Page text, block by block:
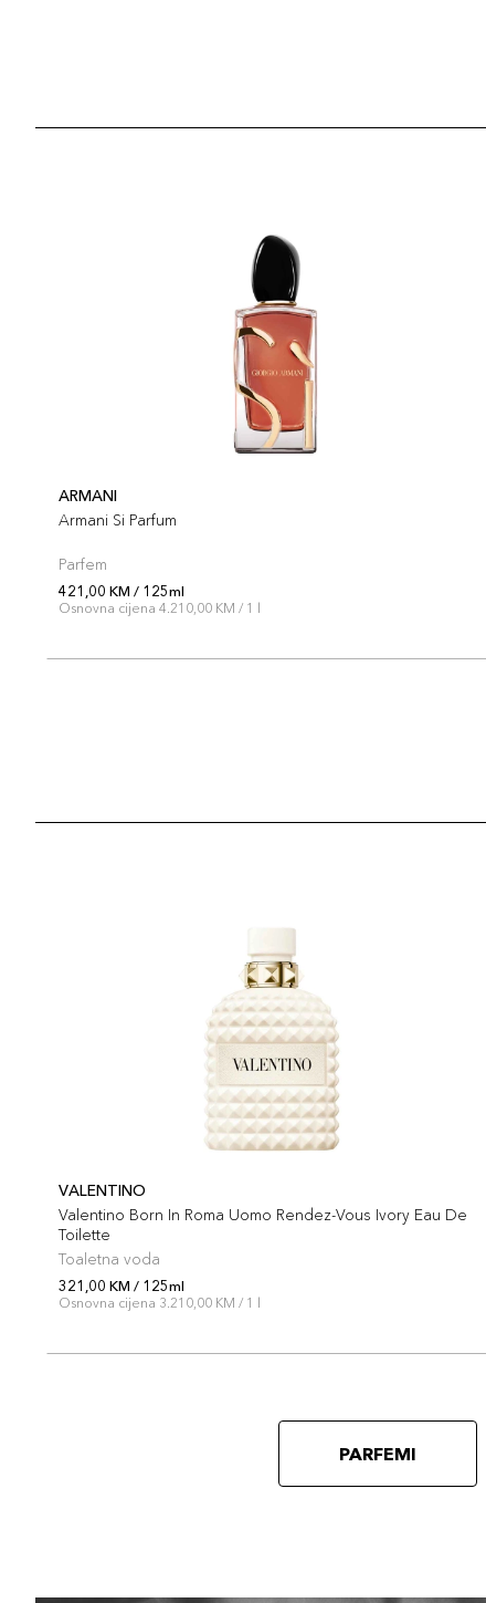
ARMANI
Armani Si Parfum
Parfem
421,00 KM / 125ml
Osnovna cijena 4.210,00 KM / 1 l
VALENTINO
Valentino Born In Roma Uomo Rendez-Vous Ivory Eau De
Toilette
Toaletna voda
321,00 KM / 125ml
Osnovna cijena 3.210,00 KM / 1 l
PARFEMI